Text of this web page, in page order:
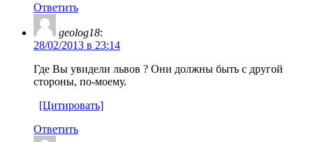
Ответить
geolog18:
28/02/2013 в 23:14
Где Вы увидели львов ? Они должны быть с другой
стороны, по-моему.
[Цитировать]
Ответить